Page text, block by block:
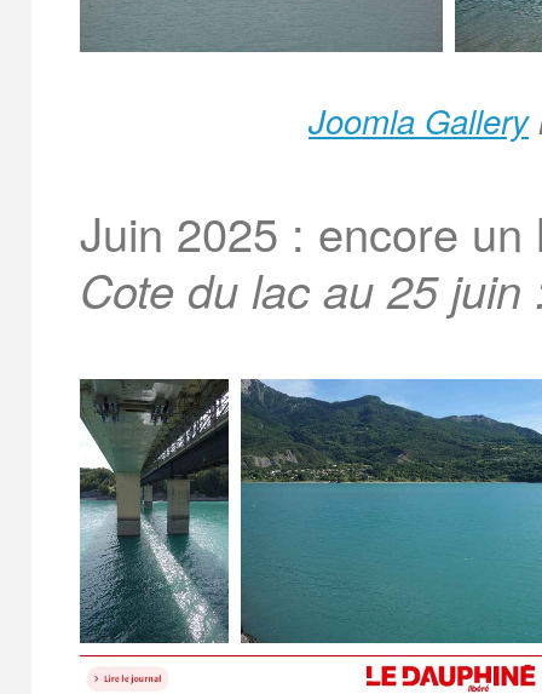
Joomla Gallery
Juin 2025 : encore un
Cote du lac au 25